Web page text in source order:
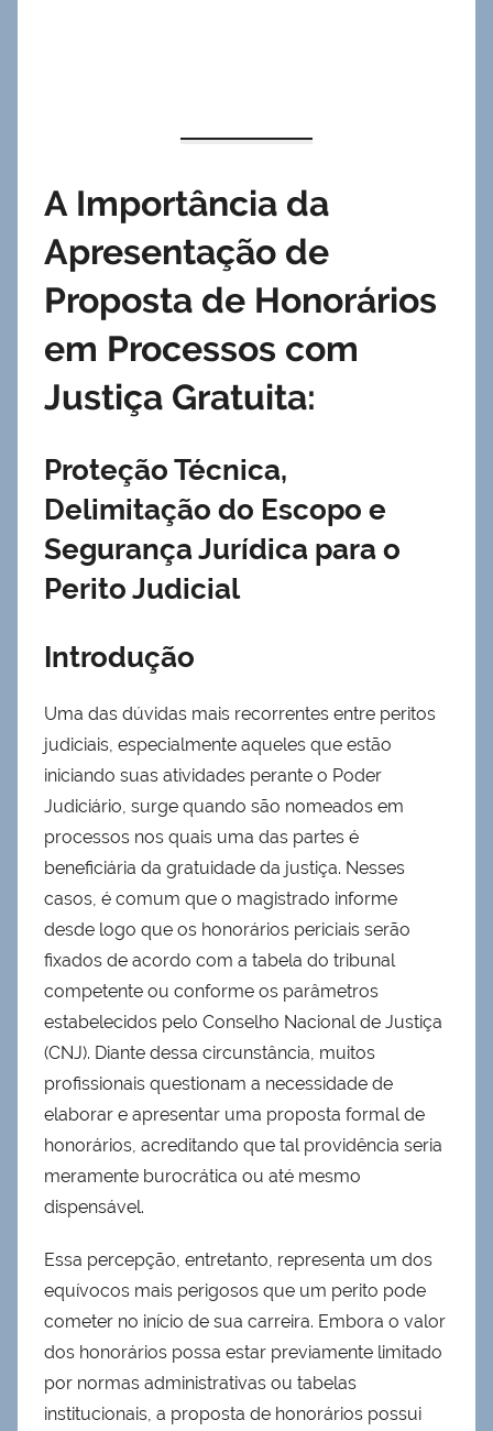
A Importância da
Apresentação de
Proposta de Honorários
em Processos com
Justiça Gratuita:
Proteção Técnica,
Delimitação do Escopo e
Segurança Jurídica para o
Perito Judicial
Introdução
Uma das dúvidas mais recorrentes entre peritos
judiciais, especialmente aqueles que estão
iniciando suas atividades perante o Poder
Judiciário, surge quando são nomeados em
processos nos quais uma das partes é
beneficiária da gratuidade da justiça. Nesses
casos, é comum que o magistrado informe
desde logo que os honorários periciais serão
fixados de acordo com a tabela do tribunal
competente ou conforme os parâmetros
estabelecidos pelo Conselho Nacional de Justiça
(CNJ). Diante dessa circunstância, muitos
profissionais questionam a necessidade de
elaborar e apresentar uma proposta formal de
honorários, acreditando que tal providência seria
meramente burocrática ou até mesmo
dispensável.
Essa percepção, entretanto, representa um dos
equívocos mais perigosos que um perito pode
cometer no início de sua carreira. Embora o valor
dos honorários possa estar previamente limitado
por normas administrativas ou tabelas
institucionais, a proposta de honorários possui